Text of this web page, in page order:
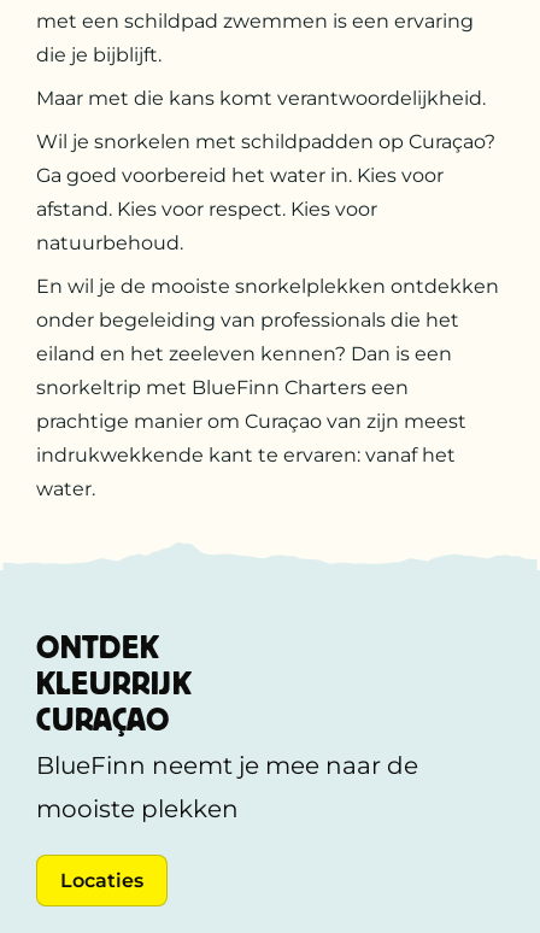
met een schildpad zwemmen is een ervaring
die je bijblijft.
Maar met die kans komt verantwoordelijkheid.
Wil je snorkelen met schildpadden op Curaçao?
Ga goed voorbereid het water in. Kies voor
afstand. Kies voor respect. Kies voor
natuurbehoud.
En wil je de mooiste snorkelplekken ontdekken
onder begeleiding van professionals die het
eiland en het zeeleven kennen? Dan is een
snorkeltrip met BlueFinn Charters een
prachtige manier om Curaçao van zijn meest
indrukwekkende kant te ervaren: vanaf het
water.
ONTDEK
KLEURRIJK
CURAÇAO
BlueFinn neemt je mee naar de
mooiste plekken
Locaties